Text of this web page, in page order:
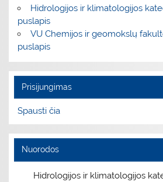
Hidrologijos ir klimatologijos
puslapis
VU Chemijos ir geomokslų
puslapis
Prisijungimas
Spausti čia
Nuorodos
Hidrologijos ir klimatologijos